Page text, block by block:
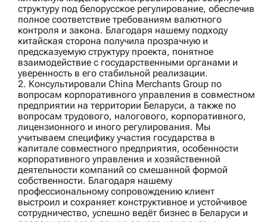
структуру под белорусское регулирование, обеспечив
полное соответствие требованиям валютного
контроля и закона. Благодаря нашему подходу
китайская сторона получила прозрачную и
предсказуемую структуру проекта, понятное
взаимодействие с государственными органами и
уверенность в его стабильной реализации.
2. Консультировали China Merchants Group по
вопросам корпоративного управления в совместном
предприятии на территории Беларуси, а также по
вопросам трудового, налогового, корпоративного,
лицензионного и иного регулирования. Мы
учитываем специфику участия государства в
капитале совместного предприятия, особенности
корпоративного управления и хозяйственной
деятельности компаний со смешанной формой
собственности. Благодаря нашему
профессиональному сопровождению клиент
выстроил и сохраняет конструктивное и устойчивое
сотрудничество, успешно ведёт бизнес в Беларуси и